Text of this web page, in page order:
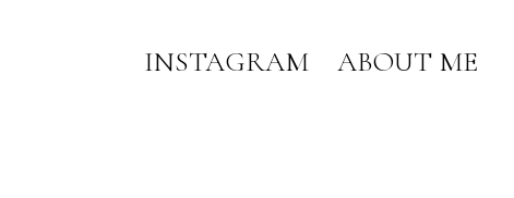
INSTAGRAM ABOUT ME